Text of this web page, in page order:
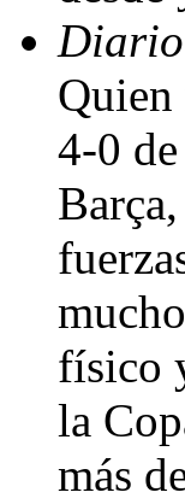
Quien
4-0
físico
la
más